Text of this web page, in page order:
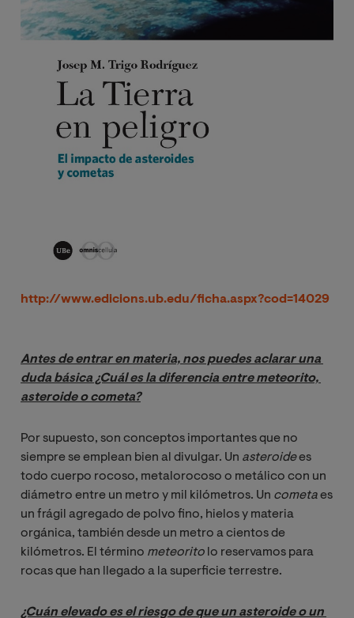
http://www.edicions.ub.edu/ficha.aspx?cod=14029
Antes de entrar en materia, nos puedes aclarar una
duda básica ¿Cuál es la diferencia entre meteorito,
asteroide o cometa?
Por supuesto, son conceptos importantes que no
siempre se emplean bien al divulgar. Un asteroidees
todo cuerpo rocoso, metalorocoso o metálico con un
diámetro entre un metro y mil kilómetros. Un cometaes
un frágil agregado de polvo fino, hielos y materia
orgánica, también desde un metro a cientos de
kilómetros. El término meteorito lo reservamos para
rocas que han llegado a la superficie terrestre.
¿Cuán elevado es el riesgo de que un asteroide o un